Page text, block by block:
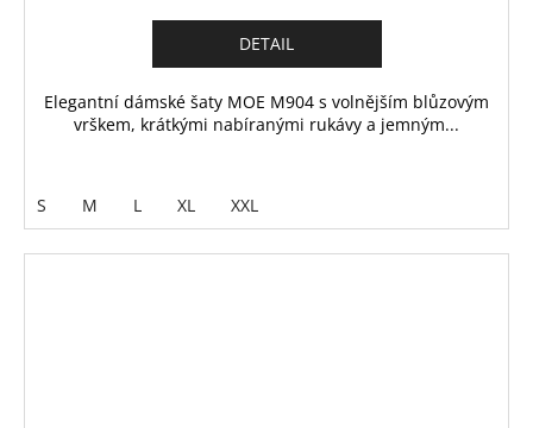
DETAIL
Elegantní dámské šaty MOE M904 s volnějším blůzovým
vrškem, krátkými nabíranými rukávy a jemným...
S M L XL XXL